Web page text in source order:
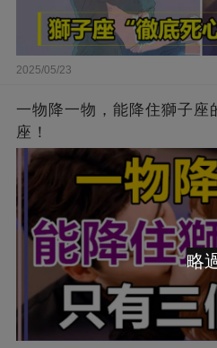
2025/05/23
一物降一物，能降住獅子座
座！
略